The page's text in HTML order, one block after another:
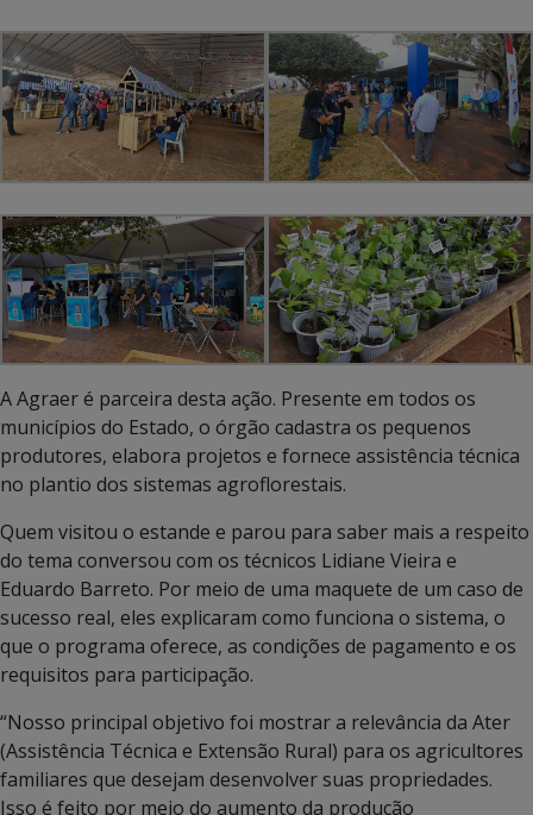
A Agraer é parceira desta ação. Presente em todos os
municípios do Estado, o órgão cadastra os pequenos
produtores, elabora projetos e fornece assistência técnica
no plantio dos sistemas agroflorestais.
Quem visitou o estande e parou para saber mais a respeito
do tema conversou com os técnicos Lidiane Vieira e
Eduardo Barreto. Por meio de uma maquete de um caso de
sucesso real, eles explicaram como funciona o sistema, o
que o programa oferece, as condições de pagamento e os
requisitos para participação.
“Nosso principal objetivo foi mostrar a relevância da Ater
(Assistência Técnica e Extensão Rural) para os agricultores
familiares que desejam desenvolver suas propriedades.
Isso é feito por meio do aumento da produção